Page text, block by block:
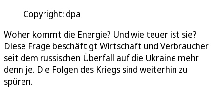
Copyright: dpa
Woher kommt die Energie? Und wie teuer ist sie?
Diese Frage beschäftigt Wirtschaft und Verbraucher
seit dem russischen Überfall auf die Ukraine mehr
denn je. Die Folgen des Kriegs sind weiterhin zu
spüren.